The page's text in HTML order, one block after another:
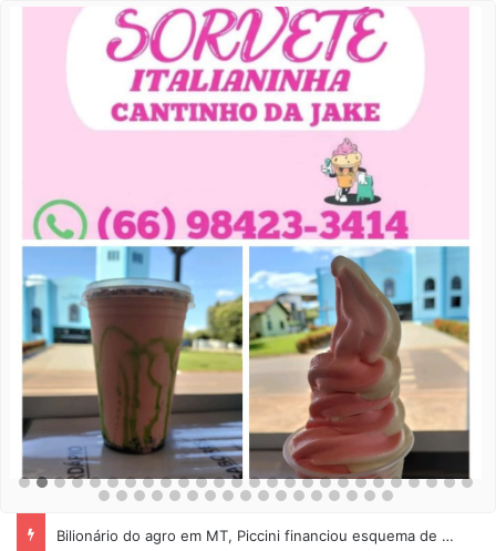
Bilionário do agro em MT, Piccini financiou esquema de Mauro Mendes